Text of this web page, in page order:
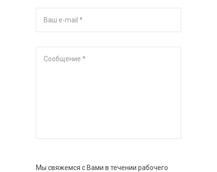
Мы свяжемся с Вами в течении рабочего